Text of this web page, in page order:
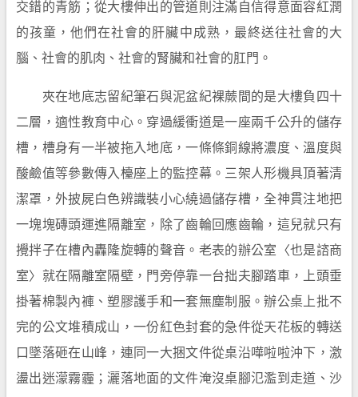
交錯的青筋；從大樓伸出的管道則注滿自信得意面容紅潤
的孩童，他們在社會的肝臟中成熟，最終送往社會的大
腦、社會的肌肉、社會的腎臟和社會的肛門。
夾在地底志留紀筆石與泥盆紀裸蕨間的是大樓負四十
二層，適性教育中心。穿過緩衝道是一座兩千公升的儲存
槽，槽身有一半被拖入地底，一條條銅線將濃度、溫度與
酸鹼值等參數傳入檯座上的監控幕。三架人形機具頂著清
潔罩，外披屍白色辨識裝小心繞過儲存槽，全神貫注地把
一塊塊磚頭運進隔離室，除了齒輪回應齒輪，這兒就只有
攪拌子在槽內轟隆旋轉的聲音。老表的辦公室〈也是諮商
室〉就在隔離室隔壁，門旁停靠一台拙夫腳踏車，上頭垂
掛著棉製內褲、塑膠護手和一套無塵制服。辦公桌上批不
完的公文堆積成山，一份紅色封套的急件從天花板的轉送
口墜落砸在山峰，連同一大捆文件從桌沿嘩啦啦沖下，激
盪出迷濛霧霾；灑落地面的文件淹沒桌腳氾濫到走道、沙